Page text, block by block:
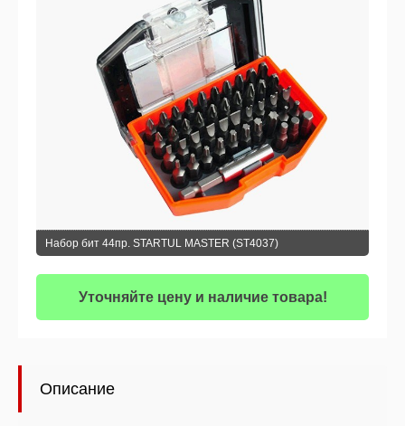
Набор бит 44пр. STARTUL MASTER (ST4037)
Уточняйте цену и наличие товара!
Описание